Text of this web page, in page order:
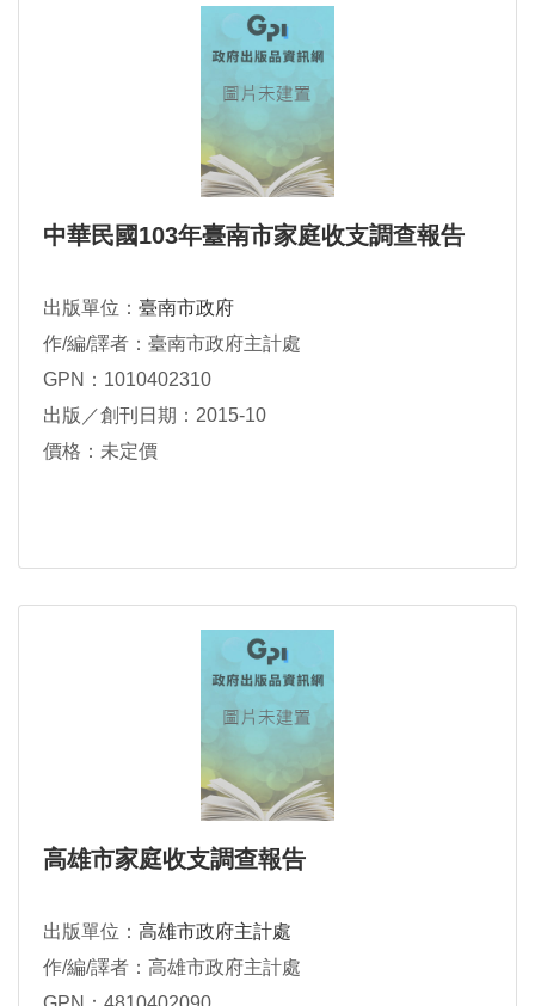
中華民國103年臺南市家庭收支調查報告
出版單位： 臺南市政府
作/編/譯者：臺南市政府主計處
GPN：1010402310
出版／創刊日期：2015-10
價格：未定價
高雄市家庭收支調查報告
出版單位： 高雄市政府主計處
作/編/譯者：高雄市政府主計處